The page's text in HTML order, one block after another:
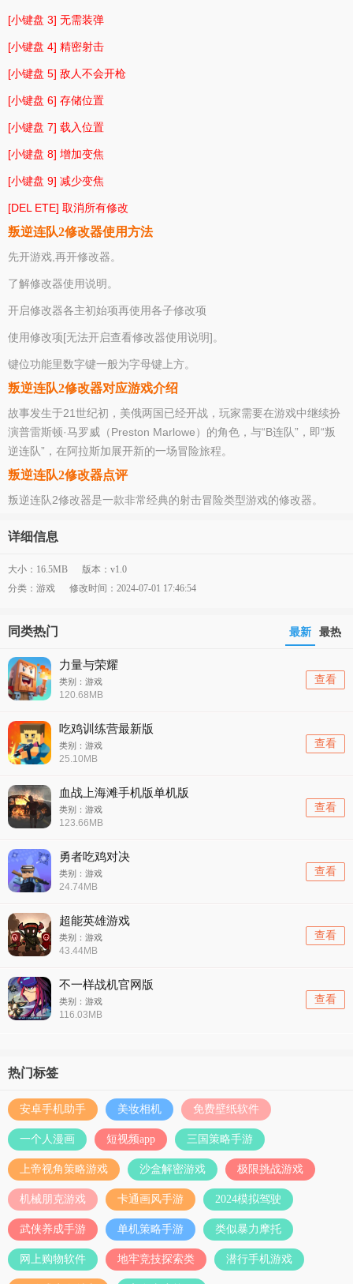
[小键盘 3] 无需装弹
[小键盘 4] 精密射击
[小键盘 5] 敌人不会开枪
[小键盘 6] 存储位置
[小键盘 7] 载入位置
[小键盘 8] 增加变焦
[小键盘 9] 减少变焦
[DEL ETE] 取消所有修改
叛逆连队2修改器使用方法
先开游戏,再开修改器。
了解修改器使用说明。
开启修改器各主初始项再使用各子修改项
使用修改项[无法开启查看修改器使用说明]。
键位功能里数字键一般为字母键上方。
叛逆连队2修改器对应游戏介绍
故事发生于21世纪初，美俄两国已经开战，玩家需要在游戏中继续扮
演普雷斯顿·马罗威（Preston Marlowe）的角色，与“B连队”，即“叛
逆连队”，在阿拉斯加展开新的一场冒险旅程。
叛逆连队2修改器点评
叛逆连队2修改器是一款非常经典的射击冒险类型游戏的修改器。
详细信息
大小：16.5MB
版本：v1.0
分类：游戏
修改时间：2024-07-01 17:46:54
同类热门 最新 最热
力量与荣耀
类别：游戏
120.68MB
查看
吃鸡训练营最新版
类别：游戏
25.10MB
查看
血战上海滩手机版单机版
类别：游戏
123.66MB
查看
勇者吃鸡对决
类别：游戏
24.74MB
查看
超能英雄游戏
类别：游戏
43.44MB
查看
不一样战机官网版
类别：游戏
116.03MB
查看
热门标签
安卓手机助手 美妆相机 免费壁纸软件
一个人漫画 短视频app 三国策略手游
上帝视角策略游戏 沙盒解密游戏 极限挑战游戏
机械朋克游戏 卡通画风手游 2024模拟驾驶
武侠养成手游 单机策略手游 类似暴力摩托
网上购物软件 地牢竞技探索类 潜行手机游戏